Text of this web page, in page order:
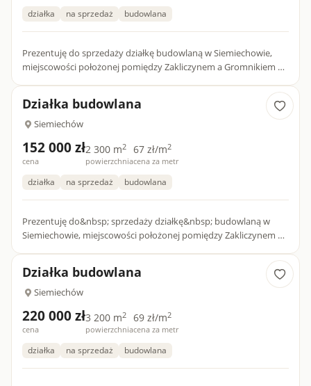
działka na sprzedaż budowlana
Prezentuję do sprzedaży działkę budowlaną w Siemiechowie,
miejscowości położonej pomiędzy Zakliczynem a Gromnikiem w
Działka budowlana
Siemiechów
152 000 zł
cena
2 300 m2
powierzchnia
67 zł/m2
cena za metr
działka na sprzedaż budowlana
Prezentuję do&nbsp; sprzedaży działkę&nbsp; budowlaną w
Siemiechowie, miejscowości położonej pomiędzy Zakliczynem a
Działka budowlana
Siemiechów
220 000 zł
cena
3 200 m2
powierzchnia
69 zł/m2
cena za metr
działka na sprzedaż budowlana